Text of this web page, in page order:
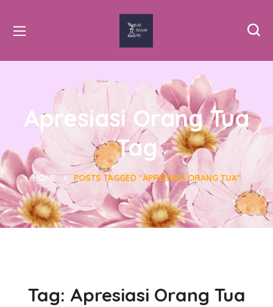
Apresiasi Orang Tua
Tag
HOME POSTS TAGGED "APRESIASI ORANG TUA"
Tag: Apresiasi Orang Tua